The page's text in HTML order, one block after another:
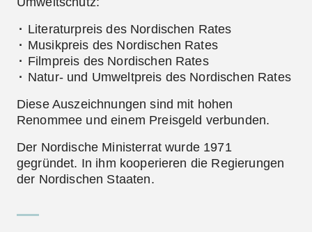
Literaturpreis des Nordischen Rates
Musikpreis des Nordischen Rates
Filmpreis des Nordischen Rates
Natur- und Umweltpreis des Nordischen Rates
Diese Auszeichnungen sind mit hohen
Renommee und einem Preisgeld verbunden.
Der Nordische Ministerrat wurde 1971
gegründet. In ihm kooperieren die Regierungen
der Nordischen Staaten.